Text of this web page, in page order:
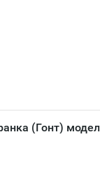
(Гонт)